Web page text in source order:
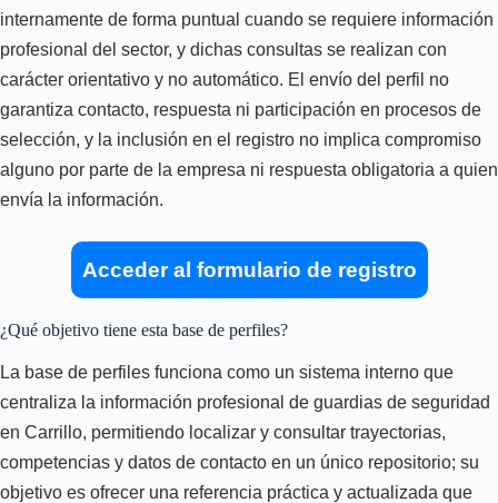
internamente de forma puntual cuando se requiere información
profesional del sector, y dichas consultas se realizan con
carácter orientativo y no automático. El envío del perfil no
garantiza contacto, respuesta ni participación en procesos de
selección, y la inclusión en el registro no implica compromiso
alguno por parte de la empresa ni respuesta obligatoria a quien
envía la información.
Acceder al formulario de registro
¿Qué objetivo tiene esta base de perfiles?
La base de perfiles funciona como un sistema interno que
centraliza la información profesional de guardias de seguridad
en Carrillo, permitiendo localizar y consultar trayectorias,
competencias y datos de contacto en un único repositorio; su
objetivo es ofrecer una referencia práctica y actualizada que